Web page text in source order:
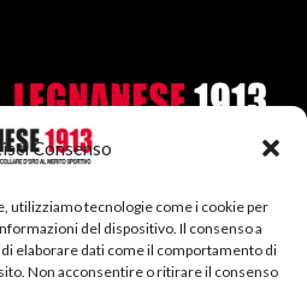
Consenso
utilizziamo tecnologie come i cookie per
del dispositivo. Il consenso a
elaborare dati come il comportamento di
Non acconsentire o ritirare il consenso